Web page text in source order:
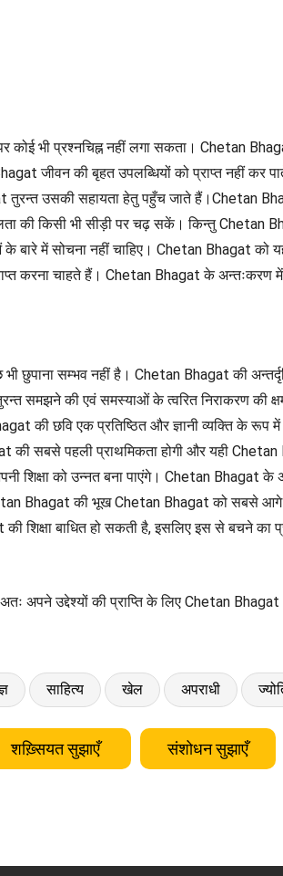
कोई भी प्रश्नचिह्न नहीं लगा सकता। Chetan
जीवन की बृहत उपलब्धियों को प्राप्त नहीं
उसकी सहायता हेतु पहुँच जाते हैं।Chetan
की किसी भी सीड़ी पर चढ़ सकें। किन्तु Chetan
बारे में सोचना नहीं चाहिए। Chetan Bhagat
करना चाहते हैं। Chetan Bhagat के अन्तःकरण
सम्भव नहीं है। Chetan Bhagat की
समझने की एवं समस्याओं के त्वरित निराकरण की
की छवि एक प्रतिष्ठित और ज्ञानी व्यक्ति के रूप
की सबसे पहली प्राथमिकता होगी और यही
अपनी शिक्षा को उन्नत बना पाएंगे। Chetan
Bhagat की भूख Chetan Bhagat को सबसे
शिक्षा बाधित हो सकती है, इसलिए इस से बचने का
उद्देश्यों की प्राप्ति के लिए Chetan Bhagat
साहित्य खेल अपराधी
शख़्सियत सुझाएँ संशोधन सुझाएँ